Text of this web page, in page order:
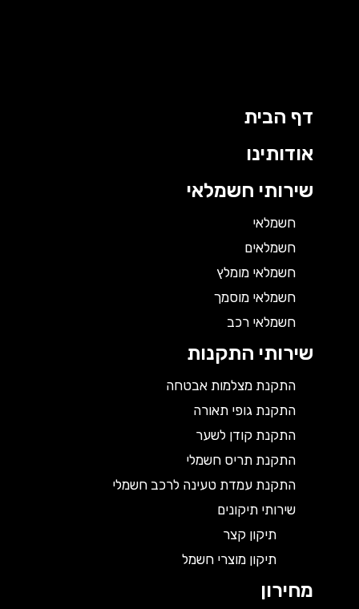
דף הבית
אודותינו
שירותי חשמלאי
חשמלאי
חשמלאים
חשמלאי מומלץ
חשמלאי מוסמך
חשמלאי רכב
שירותי התקנות
התקנת מצלמות אבטחה
התקנת גופי תאורה
התקנת קודן לשער
התקנת תריס חשמלי
התקנת עמדת טעינה לרכב חשמלי
שירותי תיקונים
תיקון קצר
תיקון מוצרי חשמל
מחירון